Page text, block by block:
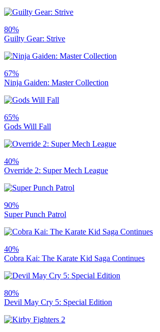
80%
Guilty Gear: Strive
67%
Ninja Gaiden: Master Collection
65%
Gods Will Fall
40%
Override 2: Super Mech League
90%
Super Punch Patrol
40%
Cobra Kai: The Karate Kid Saga Continues
80%
Devil May Cry 5: Special Edition